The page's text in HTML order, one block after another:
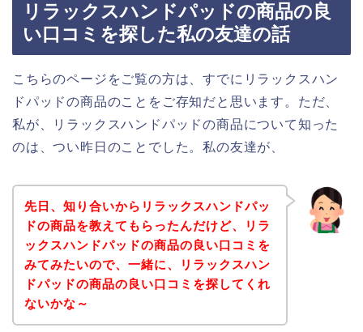
リラックスハンドパッドの商品の良
い口コミを探した私の友達の話
こちらのページをご覧の方は、すでにリラックスハン
ドパッドの商品のことをご存知だと思います。ただ、
私が、リラックスハンドパッドの商品について知った
のは、つい昨日のことでした。私の友達が、
先日、知り合いからリラックスハンドパッ
ドの商品を教えてもらったんだけど、リラ
ックスハンドパッドの商品の良い口コミを
みてみたいので、一緒に、リラックスハン
ドパッドの商品の良い口コミを探してくれ
ないかな～